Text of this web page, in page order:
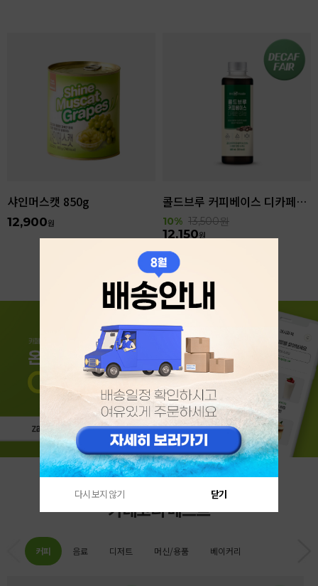
샤인머스캣 850g
12,900원
콜드브루 커피베이스 디카페인 리저브 440ml
10% 13,500원
12,150원
카테고리 베스트
커피 음료 디저트 머신/용품 베이커리
다시 보지 않기 닫기